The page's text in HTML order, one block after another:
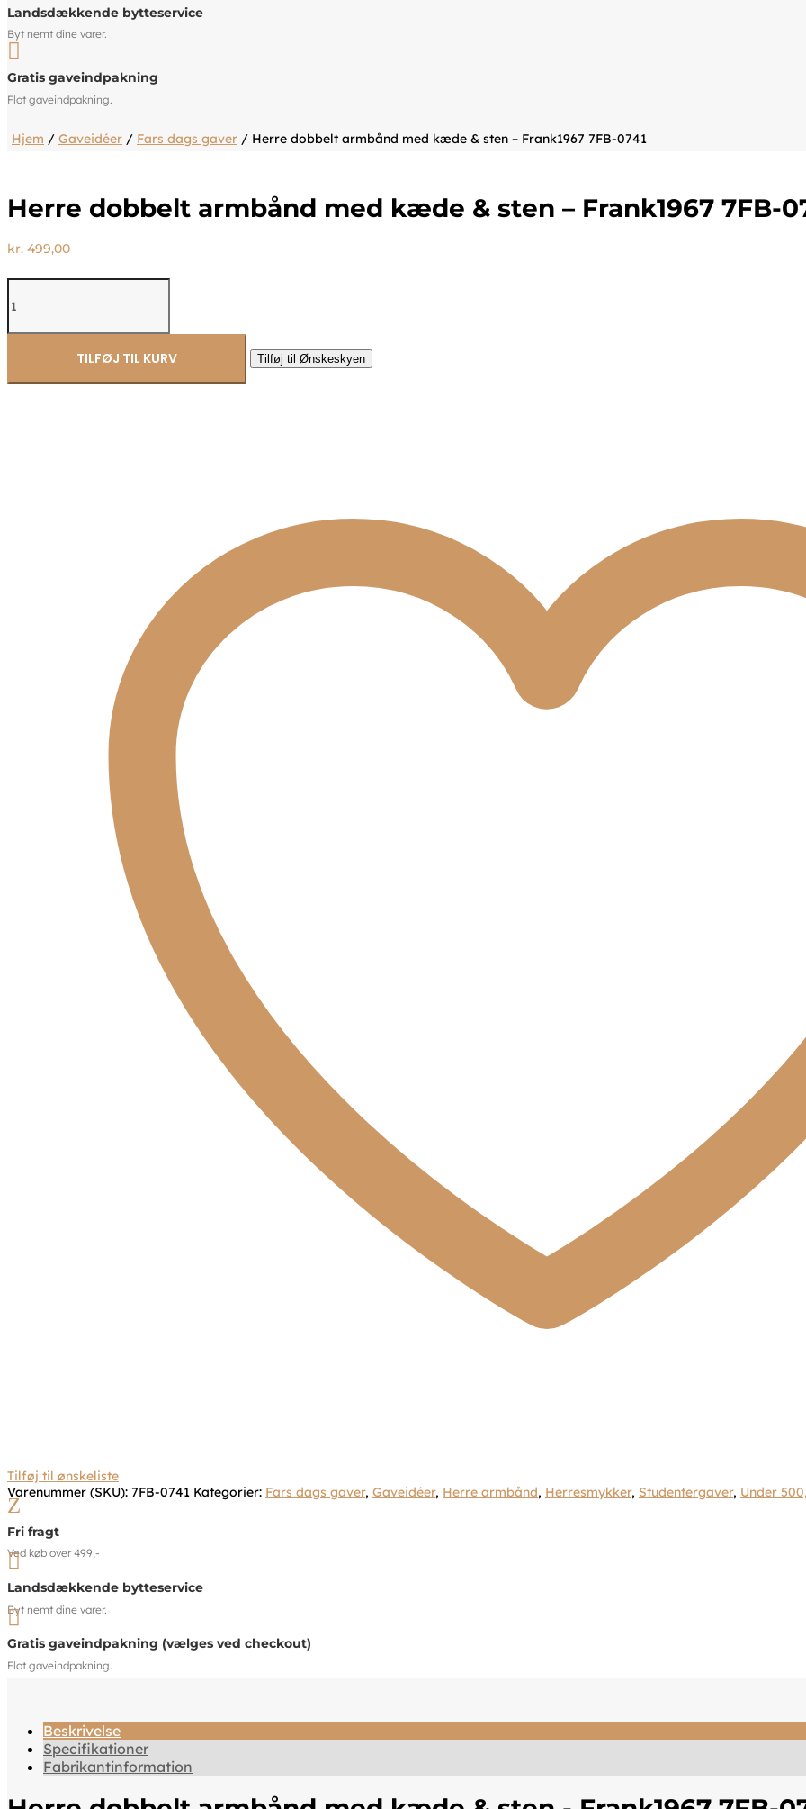
Landsdækkende bytteservice
Byt nemt dine varer.

Gratis gaveindpakning
Flot gaveindpakning.
Hjem / Gaveidéer / Fars dags gaver / Herre dobbelt armbånd med kæde & sten – Frank1967 7FB-0741
Herre dobbelt armbånd med kæde & sten – Frank1967 7FB-
kr. 499,00
Herre
dobbelt
med
sten
TILFØJ TIL KURV Tilføj til Ønskeskyen
Tilføj til ønskeliste
Varenummer (SKU): 7FB-0741 Kategorier: Fars dags gaver, Gaveidéer, Herre armbånd, Herresmykker, Studentergaver, Under
Z
Fri fragt
Ved køb over 499,-

Landsdækkende bytteservice
Byt nemt dine varer.

Gratis gaveindpakning (vælges ved checkout)
Flot gaveindpakning.
Beskrivelse
Specifikationer
Fabrikantinformation